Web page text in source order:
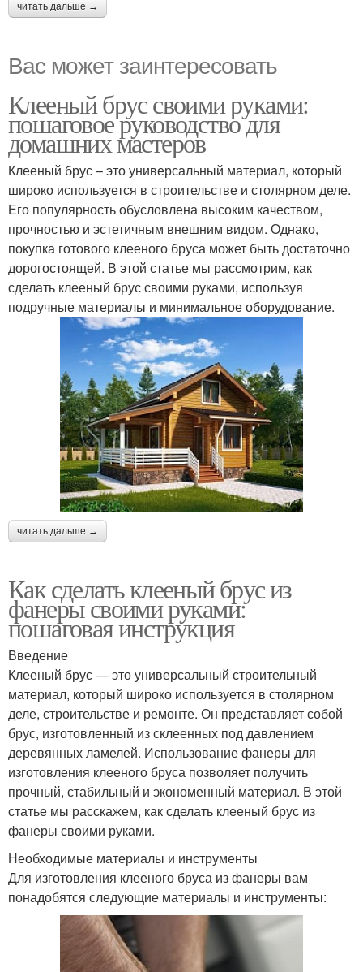
читать дальше →
Вас может заинтересовать
Клееный брус своими руками:
пошаговое руководство для
домашних мастеров
Клееный брус – это универсальный материал, который
широко используется в строительстве и столярном деле.
Его популярность обусловлена высоким качеством,
прочностью и эстетичным внешним видом. Однако,
покупка готового клееного бруса может быть достаточно
дорогостоящей. В этой статье мы рассмотрим, как
сделать клееный брус своими руками, используя
подручные материалы и минимальное оборудование.
читать дальше →
Как сделать клееный брус из
фанеры своими руками:
пошаговая инструкция
Введение
Клееный брус — это универсальный строительный
материал, который широко используется в столярном
деле, строительстве и ремонте. Он представляет собой
брус, изготовленный из склеенных под давлением
деревянных ламелей. Использование фанеры для
изготовления клееного бруса позволяет получить
прочный, стабильный и экономенный материал. В этой
статье мы расскажем, как сделать клееный брус из
фанеры своими руками.
Необходимые материалы и инструменты
Для изготовления клееного бруса из фанеры вам
понадобятся следующие материалы и инструменты: